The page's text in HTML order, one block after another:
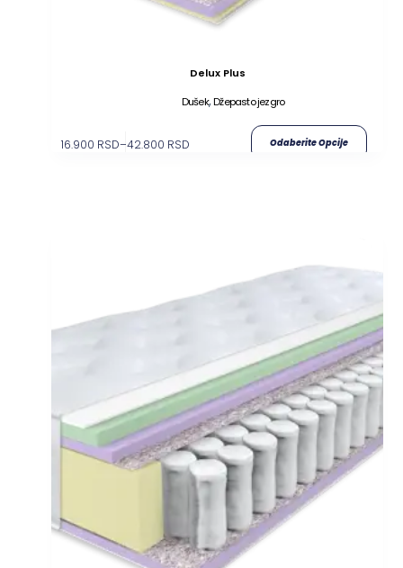
Delux Plus
Dušek,Džepasto jezgro
16.900 RSD–42.800 RSD Odaberite Opcije